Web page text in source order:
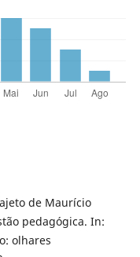
de Maurício
pedagógica. In:
olhares